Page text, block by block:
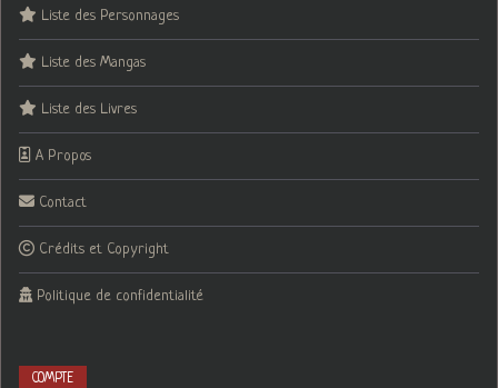
Liste des Personnages
Liste des Mangas
Liste des Livres
A Propos
Contact
Crédits et Copyright
Politique de confidentialité
COMPTE